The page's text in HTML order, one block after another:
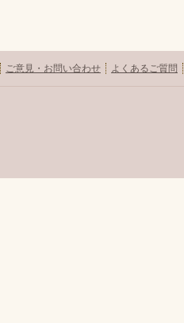
ご意見・お問い合わせ よくあるご質問